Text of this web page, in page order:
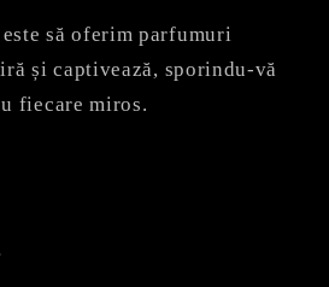
să oferim parfumuri
și captivează, sporindu-vă
fiecare miros.